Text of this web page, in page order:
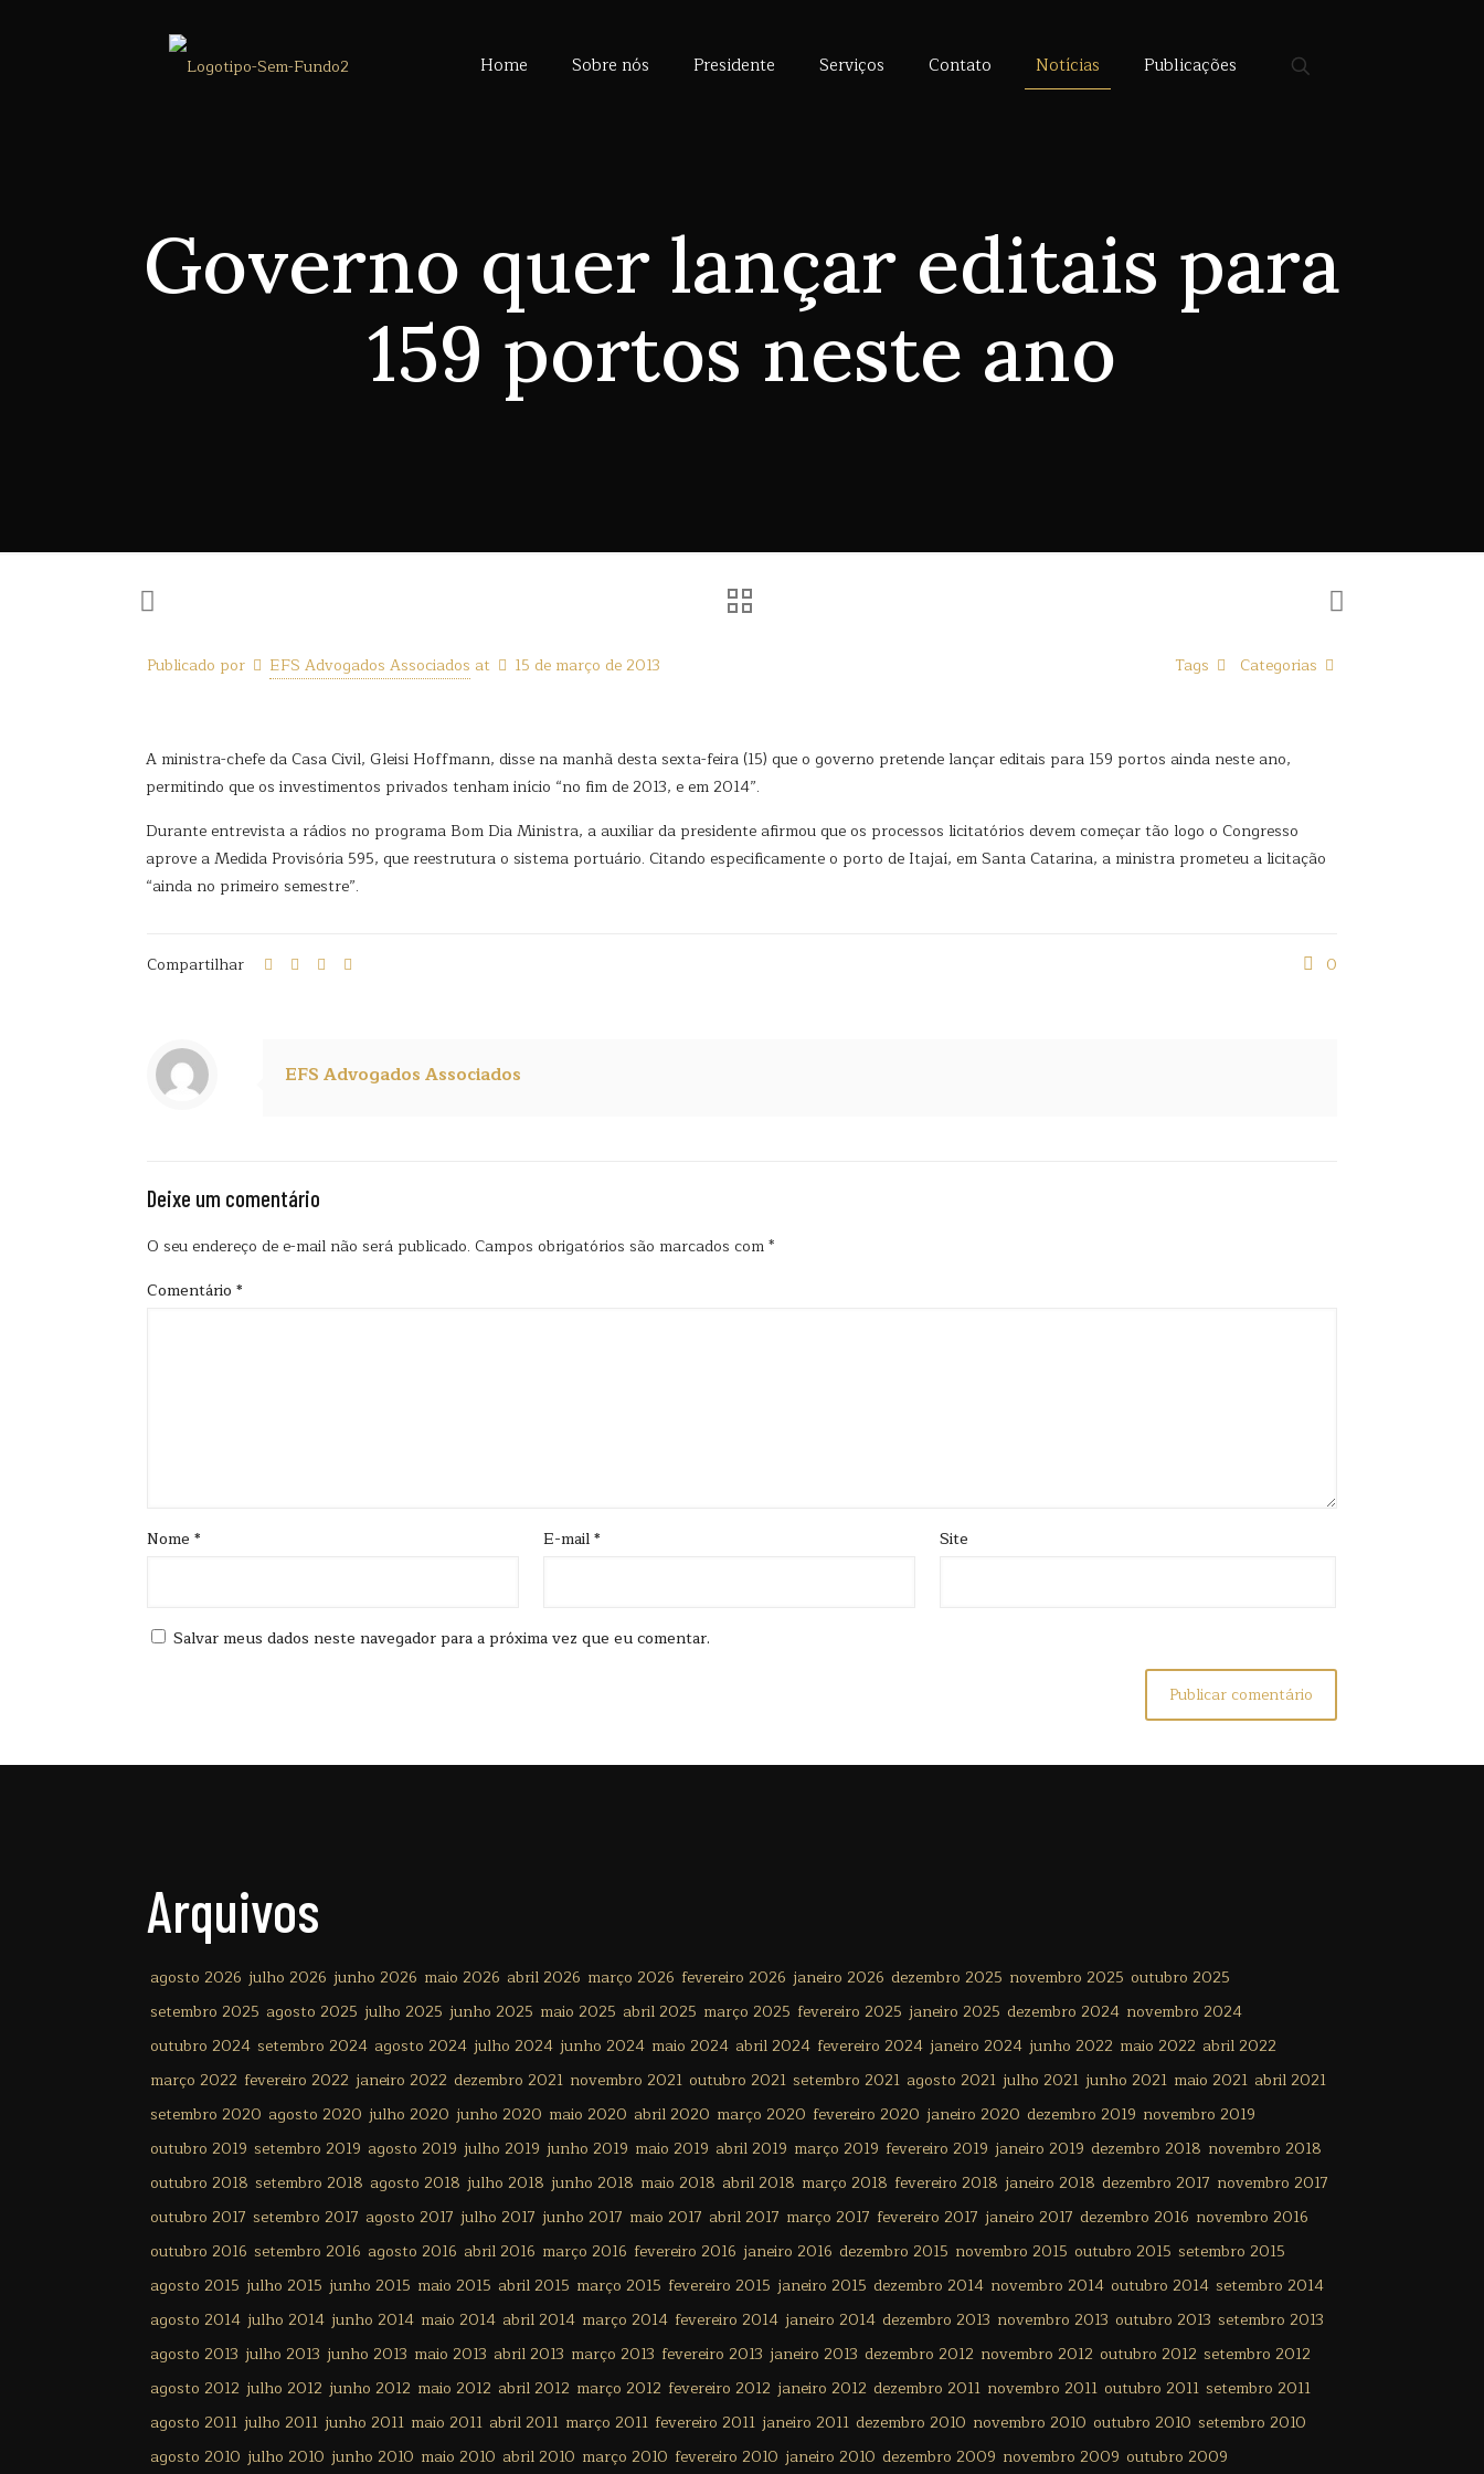
Home Sobre nós Presidente Serviços Contato Notícias Publicações
Governo quer lançar editais para
159 portos neste ano
Publicado por EFS Advogados Associados at 15 de março de 2013 Categorias
Tags
A ministra-chefe da Casa Civil, Gleisi Hoffmann, disse na manhã desta sexta-feira (15) que o governo pretende lançar editais para 159 portos ainda neste ano,
permitindo que os investimentos privados tenham início “no fim de 2013, e em 2014”.
Durante entrevista a rádios no programa Bom Dia Ministra, a auxiliar da presidente afirmou que os processos licitatórios devem começar tão logo o Congresso
aprove a Medida Provisória 595, que reestrutura o sistema portuário. Citando especificamente o porto de Itajaí, em Santa Catarina, a ministra prometeu a licitação
“ainda no primeiro semestre”.
Compartilhar 0
EFS Advogados Associados
Deixe um comentário
O seu endereço de e-mail não será publicado. Campos obrigatórios são marcados com*
Comentário *
Nome * E-mail* Site
Salvar meus dados neste navegador para a próxima vez que eu comentar.
Arquivos
agosto 2026 julho 2026 junho 2026 maio 2026 abril 2026 março 2026 fevereiro 2026 janeiro 2026 dezembro 2025 novembro 2025 outubro 2025
setembro 2025 agosto 2025 julho 2025 junho 2025 maio 2025 abril 2025 março 2025 fevereiro 2025 janeiro 2025 dezembro 2024 novembro 2024
outubro 2024 setembro 2024 agosto 2024 julho 2024 junho 2024 maio 2024 abril 2024 fevereiro 2024 janeiro 2024 junho 2022 maio 2022 abril 2022
março 2022 fevereiro 2022 janeiro 2022 dezembro 2021 novembro 2021 outubro 2021 setembro 2021 agosto 2021 julho 2021 junho 2021 maio 2021 abril 2021
setembro 2020 agosto 2020 julho 2020 junho 2020 maio 2020 abril 2020 março 2020 fevereiro 2020 janeiro 2020 dezembro 2019 novembro 2019
outubro 2019 setembro 2019 agosto 2019 julho 2019 junho 2019 maio 2019 abril 2019 março 2019 fevereiro 2019 janeiro 2019 dezembro 2018 novembro 2018
outubro 2018 setembro 2018 agosto 2018 julho 2018 junho 2018 maio 2018 abril 2018 março 2018 fevereiro 2018 janeiro 2018 dezembro 2017 novembro 2017
outubro 2017 setembro 2017 agosto 2017 julho 2017 junho 2017 maio 2017 abril 2017 março 2017 fevereiro 2017 janeiro 2017 dezembro 2016 novembro 2016
outubro 2016 setembro 2016 agosto 2016 abril 2016 março 2016 fevereiro 2016 janeiro 2016 dezembro 2015 novembro 2015 outubro 2015 setembro 2015
agosto 2015 julho 2015 junho 2015 maio 2015 abril 2015 março 2015 fevereiro 2015 janeiro 2015 dezembro 2014 novembro 2014 outubro 2014 setembro 2014
agosto 2014 julho 2014 junho 2014 maio 2014 abril 2014 março 2014 fevereiro 2014 janeiro 2014 dezembro 2013 novembro 2013 outubro 2013 setembro 2013
agosto 2013 julho 2013 junho 2013 maio 2013 abril 2013 março 2013 fevereiro 2013 janeiro 2013 dezembro 2012 novembro 2012 outubro 2012 setembro 2012
agosto 2012 julho 2012 junho 2012 maio 2012 abril 2012 março 2012 fevereiro 2012 janeiro 2012 dezembro 2011 novembro 2011 outubro 2011 setembro 2011
agosto 2011 julho 2011 junho 2011 maio 2011 abril 2011 março 2011 fevereiro 2011 janeiro 2011 dezembro 2010 novembro 2010 outubro 2010 setembro 2010
agosto 2010 julho 2010 junho 2010 maio 2010 abril 2010 março 2010 fevereiro 2010 janeiro 2010 dezembro 2009 novembro 2009 outubro 2009